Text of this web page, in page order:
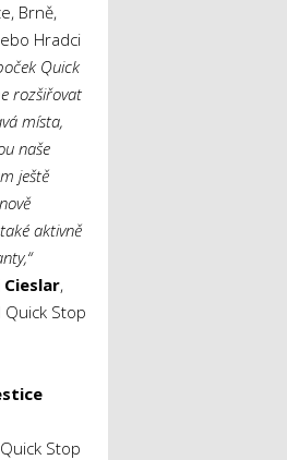
Brně,
Hradci
Quick
rozšiřovat
místa,
naše
ještě
aktivně
,
Stop
Stop